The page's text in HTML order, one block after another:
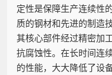
定性是保障生产连续性
质的钢材和先进的制造
其核心部件经过精密加
抗腐蚀性。在长时间连
的性能，大大降低了设